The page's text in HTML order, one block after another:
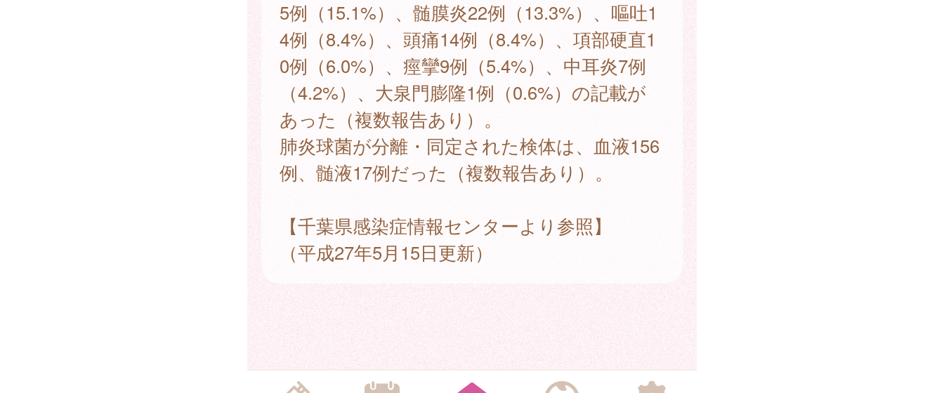
5例（15.1%）、髄膜炎22例（13.3%）、嘔吐1
4例（8.4%）、頭痛14例（8.4%）、項部硬直1
0例（6.0%）、痙攣9例（5.4%）、中耳炎7例
（4.2%）、大泉門膨隆1例（0.6%）の記載が
あった（複数報告あり）。
肺炎球菌が分離・同定された検体は、血液156
例、髄液17例だった（複数報告あり）。
【千葉県感染症情報センターより参照】
（平成27年5月15日更新）